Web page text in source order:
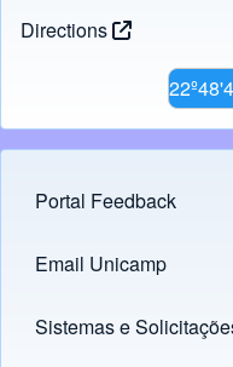
Directions
Footer menu
Portal Feedback
Links
Email Unicamp
(opens in new tab)
Sistemas e
(opens in new tab)